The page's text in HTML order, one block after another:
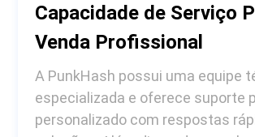
Capacidade de Serviço
Venda Profissional
A PunkHash possui uma equipe
especializada e oferece suporte
personalizado com respostas